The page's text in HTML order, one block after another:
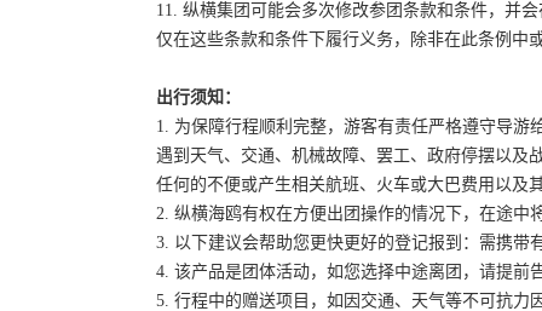
11. 纵横集团可能会多次修改参团条款和条件，并
仅在这些条款和条件下履行义务，除非在此条例中
出行须知：
1. 为保障行程顺利完整，游客有责任严格遵守导
遇到天气、交通、机械故障、罢工、政府停摆以及
任何的不便或产生相关航班、火车或大巴费用以及
2. 纵横海鸥有权在方便出团操作的情况下，在途
3. 以下建议会帮助您更快更好的登记报到：需携
4. 该产品是团体活动，如您选择中途离团，请提
5. 行程中的赠送项目，如因交通、天气等不可抗